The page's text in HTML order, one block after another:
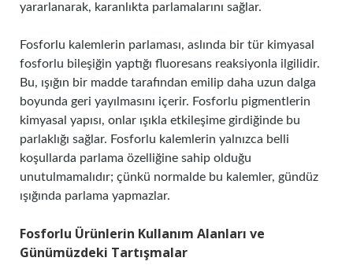
yararlanarak, karanlıkta parlamalarını sağlar.
Fosforlu kalemlerin parlaması, aslında bir tür kimyasal
fosforlu bileşiğin yaptığı fluoresans reaksiyonla ilgilidir.
Bu, ışığın bir madde tarafından emilip daha uzun dalga
boyunda geri yayılmasını içerir. Fosforlu pigmentlerin
kimyasal yapısı, onlar ışıkla etkileşime girdiğinde bu
parlaklığı sağlar. Fosforlu kalemlerin yalnızca belli
koşullarda parlama özelliğine sahip olduğu
unutulmamalıdır; çünkü normalde bu kalemler, gündüz
ışığında parlama yapmazlar.
Fosforlu Ürünlerin Kullanım Alanları ve
Günümüzdeki Tartışmalar